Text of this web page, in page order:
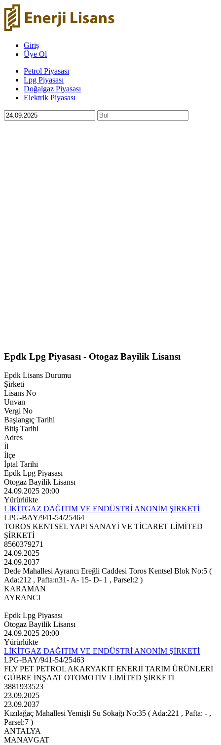
Giriş
Üye Ol
Petrol Piyasası
Lpg Piyasası
Doğalgaz Piyasası
Elektrik Piyasası
Epdk Lpg Piyasası - Otogaz Bayilik Lisansı
Epdk Lisans Durumu
Şirketi
Lisans No
Unvan
Vergi No
Başlangıç Tarihi
Bitiş Tarihi
Adres
İl
İlçe
İptal Tarihi
Epdk Lpg Piyasası
Otogaz Bayilik Lisansı
24.09.2025 20:00
Yürürlükte
LİKİTGAZ DAĞITIM VE ENDÜSTRİ ANONİM ŞİRKETİ
LPG-BAY/941-54/25464
TOROS KENTSEL YAPI SANAYİ VE TİCARET LİMİTED
ŞİRKETİ
8560379271
24.09.2025
24.09.2037
Dede Mahallesi Ayrancı Ereğli Caddesi Toros Kentsel Blok No:5 (
Ada:212 , Pafta:n31- A- 15- D- 1 , Parsel:2 )
KARAMAN
AYRANCI
Epdk Lpg Piyasası
Otogaz Bayilik Lisansı
24.09.2025 20:00
Yürürlükte
LİKİTGAZ DAĞITIM VE ENDÜSTRİ ANONİM ŞİRKETİ
LPG-BAY/941-54/25463
FLY PET PETROL AKARYAKIT ENERJİ TARIM ÜRÜNLERİ
GÜBRE İNŞAAT OTOMOTİV LİMİTED ŞİRKETİ
3881933523
23.09.2025
23.09.2037
Kızılağaç Mahallesi Yemişli Su Sokağı No:35 ( Ada:221 , Pafta: - ,
Parsel:7 )
ANTALYA
MANAVGAT